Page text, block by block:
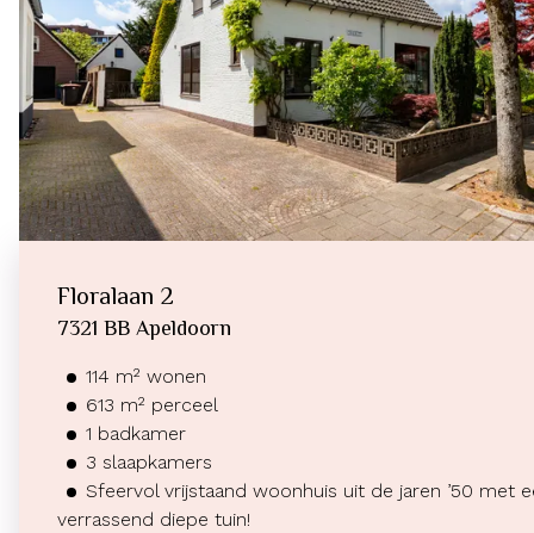
Floralaan 2
7321 BB Apeldoorn
114 m² wonen
613 m² perceel
1 badkamer
3 slaapkamers
Sfeervol vrijstaand woonhuis uit de jaren ’50 met
verrassend diepe tuin!